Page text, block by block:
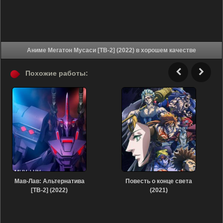
Аниме Мегатон Мусаси [ТВ-2] (2022) в хорошем качестве
Похожие работы:
Мав-Лав: Альтернатива
[ТВ-2] (2022)
Повесть о конце света
(2021)